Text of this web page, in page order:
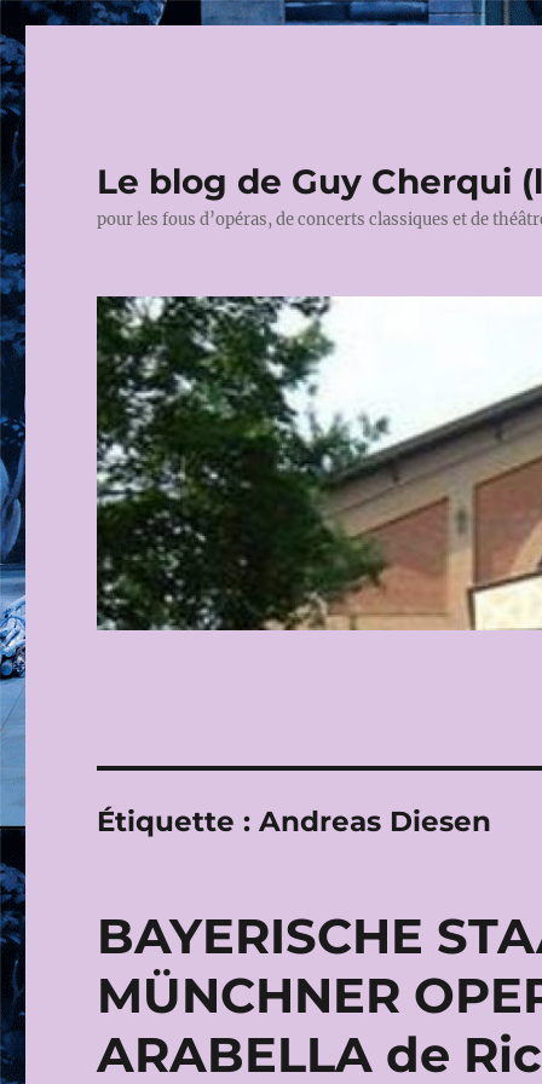
Le blog de Guy Cherqui
pour les fous d’opéras, de concerts classiques et de
Étiquette :Andreas Diesen
BAYERISCHE
MÜNCHNER
ARABELLA de